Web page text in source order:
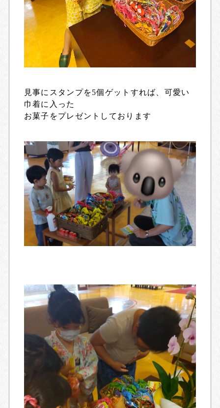
見事にスタンプを5個ゲットすれば、可愛い
巾着に入った
お菓子をプレゼントしております